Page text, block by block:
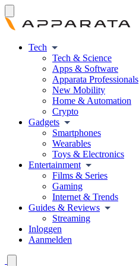
Tech
Tech & Science
Apps & Software
Apparata Professionals
New Mobility
Home & Automation
Crypto
Gadgets
Smartphones
Wearables
Toys & Electronics
Entertainment
Films & Series
Gaming
Internet & Trends
Guides & Reviews
Streaming
Inloggen
Aanmelden